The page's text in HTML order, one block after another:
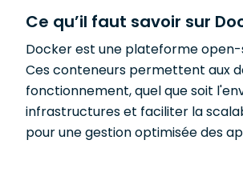
Ce qu’il faut savoir sur
Docker est une plateforme
Ces conteneurs permettent aux
fonctionnement, quel que soit
infrastructures et faciliter la
pour une gestion optimisée des